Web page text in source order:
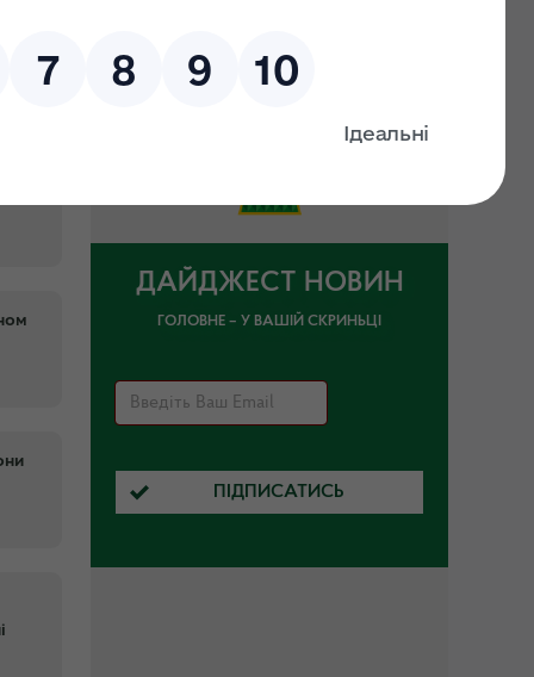
ДАЙДЖЕСТ НОВИН
ГОЛОВНЕ – У ВАШІЙ СКРИНЬЦІ
ПІДПИСАТИСЬ